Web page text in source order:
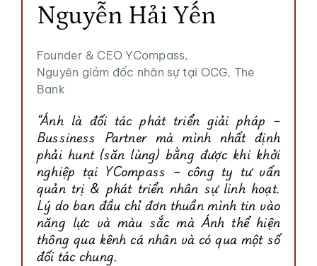
Nguyễn Hải Yến
Founder & CEO YCompass,
Nguyên giám đốc nhân sự tại OCG, The
Bank
“Ánh là đối tác phát triển giải pháp –
Bussiness Partner mà mình nhất định
phải hunt (săn lùng) bằng được khi khởi
nghiệp tại YCompass – công ty tư vấn
quản trị & phát triển nhân sự linh hoạt.
Lý do ban đầu chỉ đơn thuần mình tin vào
năng lực và màu sắc mà Ánh thể hiện
thông qua kênh cá nhân và có qua một số
đối tác chung.